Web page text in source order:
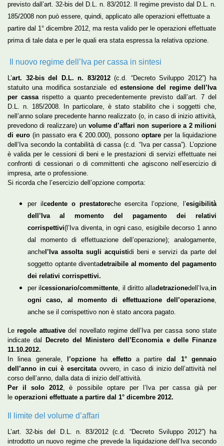
previsto dall’art. 32-bis del D.L. n. 83/2012. Il regime previsto dal D.L. n.
185/2008 non può essere, quindi, applicato alle operazioni effettuate a
partire dal 1° dicembre 2012, ma resta valido per le operazioni effettuate
prima di tale data e per le quali era stata espressa la relativa opzione.
Il nuovo regime dell’Iva per cassa in sintesi
L’art. 32-bis del D.L. n. 83/2012 (c.d. “Decreto Sviluppo 2012”) ha
statuito una modifica sostanziale ed estensione del regime dell’Iva
per cassa rispetto a quanto precedentemente previsto dall’art. 7 del
D.L. n. 185/2008. In particolare, è stato stabilito che i soggetti che,
nell’anno solare precedente hanno realizzato (o, in caso di inizio attività,
prevedono di realizzare) un volume d’affari non superiore a 2 milioni
di euro (in passato era € 200.000), possono optare per la liquidazione
dell’Iva secondo la contabilità di cassa (c.d. “Iva per cassa”). L’opzione
è valida per le cessioni di beni e le prestazioni di servizi effettuate nei
confronti di cessionari o di committenti che agiscono nell’esercizio di
impresa, arte o professione.
Si ricorda che l’esercizio dell’opzione comporta:
per il cedente o prestatoreche esercita l’opzione, l’esigibilità
dell’Iva al momento del pagamento dei relativi
corrispettivi(l’Iva diventa, in ogni caso, esigibile decorso 1 anno
dal momento di effettuazione dell’operazione); analogamente,
anche l’Iva assolta sugli acquistidi beni e servizi da parte del
soggetto optante diventadetraibile al momento del pagamento
dei relativi corrispettivi.
per ilcessionario/committente, il diritto alladetrazionedell’Iva,in
ogni caso, al momento di effettuazione dell’operazione,
anche se il corrispettivo non è stato ancora pagato.
Le regole attuative del novellato regime dell’Iva per cassa sono state
indicate dal
Decreto del Ministero dell’Economia e delle Finanze
11.10.2012.
In linea generale,
l’opzione ha effetto a partire
dal 1° gennaio
dell’anno in cui è esercitata ovvero, in caso di inizio dell’attività nel
corso dell’anno, dalla data di inizio dell’attività.
Per il solo 2012, è possibile optare per l’Iva per cassa già per
le operazioni effettuate a partire dal 1° dicembre 2012.
Il limite del volume d’affari
L’art. 32-bis del D.L. n. 83/2012 (c.d. “Decreto Sviluppo 2012”) ha
introdotto un nuovo regime che prevede la liquidazione dell’Iva secondo